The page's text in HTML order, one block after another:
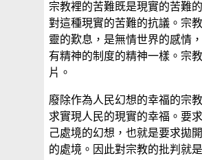
宗教裡的苦難既是現實的苦難
對這種現實的苦難的抗議。宗
靈的歎息，是無情世界的感情
有精神的制度的精神一樣。宗
片。
廢除作為人民幻想的幸福的宗
求實現人民的現實的幸福。要
己處境的幻想，也就是要求拋
的處境。因此對宗教的批判就